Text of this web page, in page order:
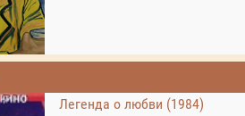
Легенда о любви (1984)